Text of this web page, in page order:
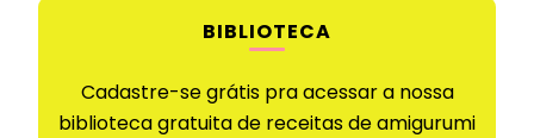
BIBLIOTECA
Cadastre-se grátis pra acessar a nossa
biblioteca gratuita de receitas de amigurumi